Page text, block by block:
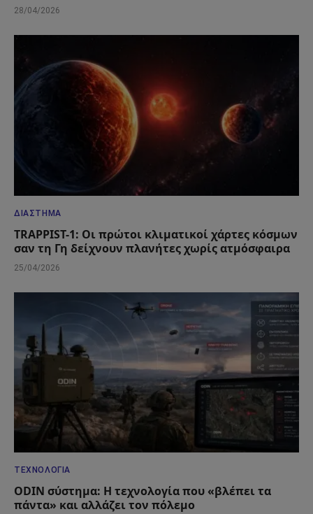
28/04/2026
ΔΙΆΣΤΗΜΑ
TRAPPIST-1: Οι πρώτοι κλιματικοί χάρτες κόσμων
σαν τη Γη δείχνουν πλανήτες χωρίς ατμόσφαιρα
25/04/2026
ΤΕΧΝΟΛΟΓΊΑ
ODIN σύστημα: Η τεχνολογία που «βλέπει τα
πάντα» και αλλάζει τον πόλεμο